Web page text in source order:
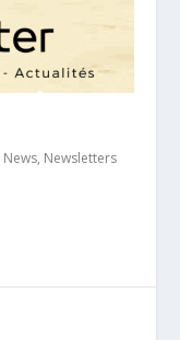
News, Newsletters